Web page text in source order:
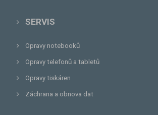
SERVIS
Opravy notebooků
Opravy telefonů a tabletů
Opravy tiskáren
Záchrana a obnova dat